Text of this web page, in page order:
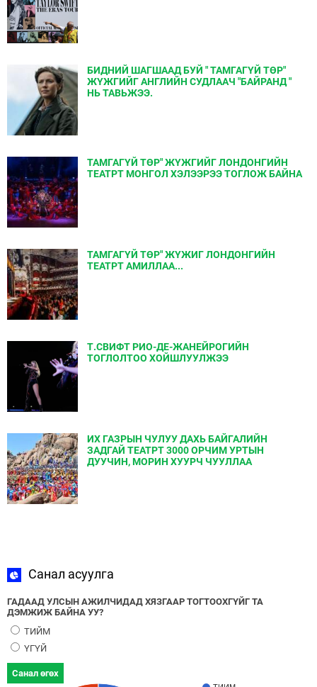
БИДНИЙ ШАГШААД БУЙ " ТАМГАГҮЙ ТӨР"
ЖҮЖГИЙГ АНГЛИЙН СУДЛААЧ "БАЙРАНД "
НЬ ТАВЬЖЭЭ.
ТАМГАГҮЙ ТӨР" ЖҮЖГИЙГ ЛОНДОНГИЙН
ТЕАТРТ МОНГОЛ ХЭЛЭЭРЭЭ ТОГЛОЖ БАЙНА
ТАМГАГҮЙ ТӨР" ЖҮЖИГ ЛОНДОНГИЙН
ТЕАТРТ АМИЛЛАА...
Т.СВИФТ РИО-ДЕ-ЖАНЕЙРОГИЙН
ТОГЛОЛТОО ХОЙШЛУУЛЖЭЭ
ИХ ГАЗРЫН ЧУЛУУ ДАХЬ БАЙГАЛИЙН
ЗАДГАЙ ТЕАТРТ 3000 ОРЧИМ УРТЫН
ДУУЧИН, МОРИН ХУУРЧ ЧУУЛЛАА
Санал асуулга
ГАДААД УЛСЫН АЖИЛЧИДАД ХЯЗГААР ТОГТООХГҮЙГ ТА
ДЭМЖИЖ БАЙНА УУ?
ТИЙМ
ҮГҮЙ
Санал өгөх